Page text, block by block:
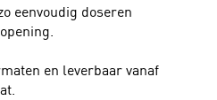
eenvoudig doseren
en leverbaar vanaf